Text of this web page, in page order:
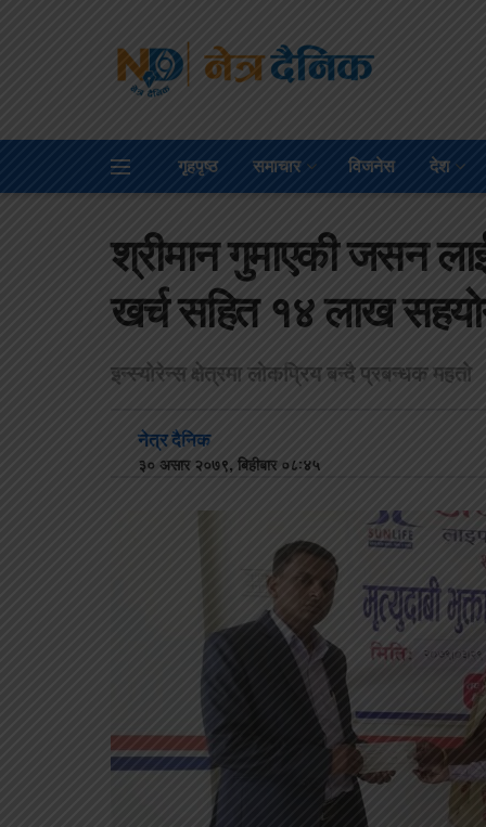
गृहपृष्ठ समाचार विजनेस देश
श्रीमान गुमाएकी जसन
खर्च सहित १४ लाख
इन्स्योरेन्स क्षेत्रमा लोकप्रिय बन्दै प्रबन्धक महतो
नेत्र दैनिक
३० असार २०७९, बिहीबार ०८:४५